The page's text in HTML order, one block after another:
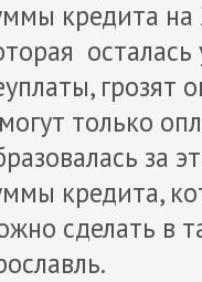
кредита
осталась
грозят
только
за
кредита,
сделать в